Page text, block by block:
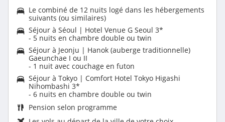
Le combiné de 12 nuits logé dans les hébergements
suivants (ou similaires)
Séjour à Séoul | Hotel Venue G Seoul 3*
- 5 nuits en chambre double ou twin
Séjour à Jeonju | Hanok (auberge traditionnelle)
Gaeunchae I ou II
- 1 nuit avec couchage en futon
Séjour à Tokyo | Comfort Hotel Tokyo Higashi
Nihombashi 3*
- 6 nuits en chambre double ou twin
Pension selon programme